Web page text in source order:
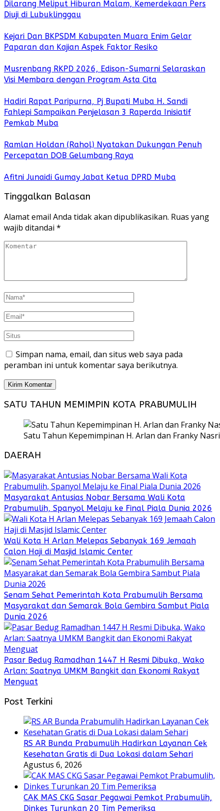
Dilarang Meliput Hiburan Malam, Kemerdekaan Pers
Diuji di Lubuklinggau
Kejari Dan BKPSDM Kabupaten Muara Enim Gelar
Paparan dan Kajian Aspek Faktor Resiko
Musrenbang RKPD 2026, Edison-Sumarni Selaraskan
Visi Membara dengan Program Asta Cita
Hadiri Rapat Paripurna, Pj Bupati Muba H. Sandi
Fahlepi Sampaikan Penjelasan 3 Raperda Inisiatif
Pemkab Muba
Ramlan Holdan (Rahol) Nyatakan Dukungan Penuh
Percepatan DOB Gelumbang Raya
Afitni Junaidi Gumay Jabat Ketua DPRD Muba
Tinggalkan Balasan
Alamat email Anda tidak akan dipublikasikan. Ruas yang
wajib ditandai *
Simpan nama, email, dan situs web saya pada
peramban ini untuk komentar saya berikutnya.
SATU TAHUN MEMIMPIN KOTA PRABUMULIH
Satu Tahun Kepemimpinan H. Arlan dan Franky
DAERAH
Masyarakat Antusias Nobar Bersama Wali Kota
Prabumulih, Spanyol Melaju ke Final Piala Dunia 2026
Wali Kota H Arlan Melepas Sebanyak 169 Jemaah
Calon Haji di Masjid Islamic Center
Senam Sehat Pemerintah Kota Prabumulih Bersama
Masyarakat dan Semarak Bola Gembira Sambut Piala
Dunia 2026
Pasar Bedug Ramadhan 1447 H Resmi Dibuka, Wako
Arlan: Saatnya UMKM Bangkit dan Ekonomi Rakyat
Menguat
Post Terkini
RS AR Bunda Prabumulih Hadirkan Layanan Cek
Kesehatan Gratis di Dua Lokasi dalam Sehari
Agustus 6, 2026
CAK MAS CKG Sasar Pegawai Pemkot Prabumulih,
Dinkes Turunkan 20 Tim Pemeriksa